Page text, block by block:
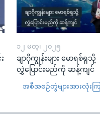
၁၂ မတ္၊ ၂၀၂၅
ချာဂိုကျွန်းများ မောရစ်ရှသို့
လွှဲပြောင်းမည်ကို ဆန့်ကျင်
အစီအစဉ်တွဲများအားလုံးက